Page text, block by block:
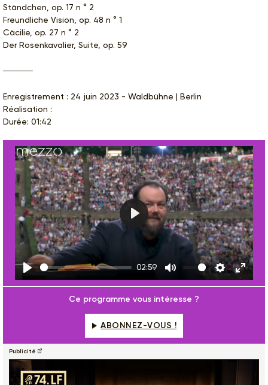
Ständchen, op. 17 n ° 2
Freundliche Vision, op. 48 n ° 1
Cäcilie, op. 27 n ° 2
Der Rosenkavalier, Suite, op. 59
Enregistrement : 24 juin 2023 - Waldbühne | Berlin
Réalisation :
Durée: 01:42
Play
02:59
Mute Settings
Enter
Play
Ce programme vous intéresse ?
ABONNEZ-VOUS !
Publicité